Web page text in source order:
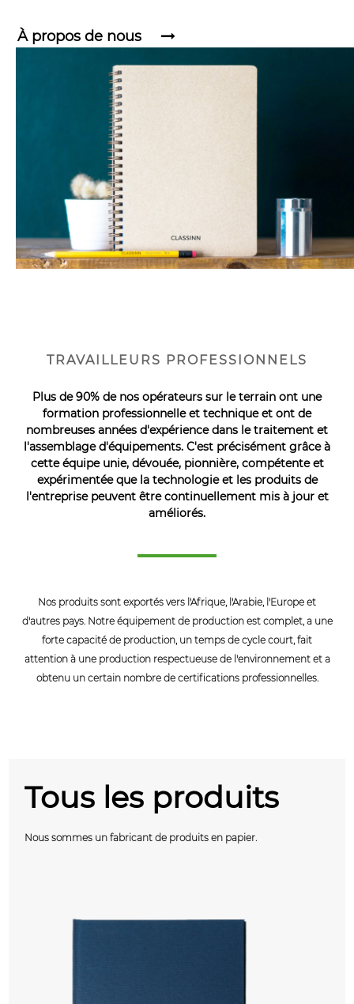
À propos de nous
TRAVAILLEURS PROFESSIONNELS
Plus de 90% de nos opérateurs sur le terrain ont une
formation professionnelle et technique et ont de
nombreuses années d'expérience dans le traitement et
l'assemblage d'équipements. C'est précisément grâce à
cette équipe unie, dévouée, pionnière, compétente et
expérimentée que la technologie et les produits de
l'entreprise peuvent être continuellement mis à jour et
améliorés.
Nos produits sont exportés vers l'Afrique, l'Arabie, l'Europe et
d'autres pays. Notre équipement de production est complet, a une
forte capacité de production, un temps de cycle court, fait
attention à une production respectueuse de l'environnement et a
obtenu un certain nombre de certifications professionnelles.
Tous les produits
Nous sommes un fabricant de produits en papier.